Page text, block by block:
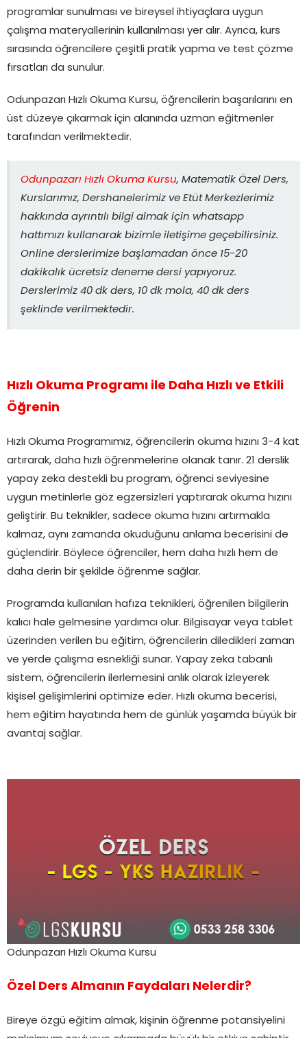
programlar sunulması ve bireysel ihtiyaçlara uygun
çalışma materyallerinin kullanılması yer alır. Ayrıca, kurs
sırasında öğrencilere çeşitli pratik yapma ve test çözme
fırsatları da sunulur.
Odunpazarı Hızlı Okuma Kursu, öğrencilerin başarılarını en
üst düzeye çıkarmak için alanında uzman eğitmenler
tarafından verilmektedir.
Odunpazarı Hızlı Okuma Kursu, Matematik Özel Ders,
Kurslarımız, Dershanelerimiz ve Etüt Merkezlerimiz
hakkında ayrıntılı bilgi almak için whatsapp
hattımızı kullanarak bizimle iletişime geçebilirsiniz.
Online derslerimize başlamadan önce 15-20
dakikalık ücretsiz deneme dersi yapıyoruz.
Derslerimiz 40 dk ders, 10 dk mola, 40 dk ders
şeklinde verilmektedir.
Hızlı Okuma Programı ile Daha Hızlı ve Etkili
Öğrenin
Hızlı Okuma Programımız, öğrencilerin okuma hızını 3-4 kat
artırarak, daha hızlı öğrenmelerine olanak tanır. 21 derslik
yapay zeka destekli bu program, öğrenci seviyesine
uygun metinlerle göz egzersizleri yaptırarak okuma hızını
geliştirir. Bu teknikler, sadece okuma hızını artırmakla
kalmaz, aynı zamanda okuduğunu anlama becerisini de
güçlendirir. Böylece öğrenciler, hem daha hızlı hem de
daha derin bir şekilde öğrenme sağlar.
Programda kullanılan hafıza teknikleri, öğrenilen bilgilerin
kalıcı hale gelmesine yardımcı olur. Bilgisayar veya tablet
üzerinden verilen bu eğitim, öğrencilerin diledikleri zaman
ve yerde çalışma esnekliği sunar. Yapay zeka tabanlı
sistem, öğrencilerin ilerlemesini anlık olarak izleyerek
kişisel gelişimlerini optimize eder. Hızlı okuma becerisi,
hem eğitim hayatında hem de günlük yaşamda büyük bir
avantaj sağlar.
Odunpazarı Hızlı Okuma Kursu
Özel Ders Almanın Faydaları Nelerdir?
Bireye özgü eğitim almak, kişinin öğrenme potansiyelini